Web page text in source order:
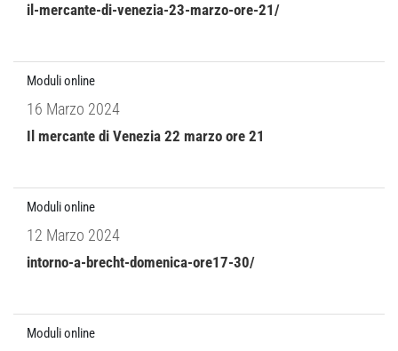
il-mercante-di-venezia-23-marzo-ore-21/
Moduli online
16 Marzo 2024
Il mercante di Venezia 22 marzo ore 21
Moduli online
12 Marzo 2024
intorno-a-brecht-domenica-ore17-30/
Moduli online